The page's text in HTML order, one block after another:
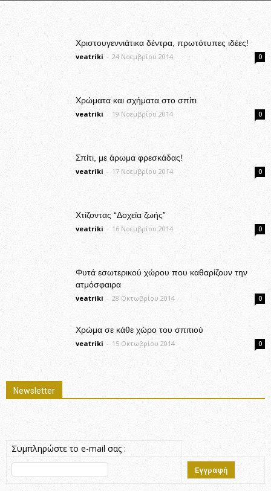
Χριστουγεννιάτικα δέντρα, πρωτότυπες ιδέες!
veatriki - 24 Νοεμβρίου 2014 0
Χρώματα και σχήματα στο σπίτι
veatriki - 19 Νοεμβρίου 2014 0
Σπίτι, με άρωμα φρεσκάδας!
veatriki - 17 Νοεμβρίου 2014 0
Χτίζοντας “Δοχεία ζωής”
veatriki - 16 Νοεμβρίου 2014 0
Φυτά εσωτερικού χώρου που καθαρίζουν την
ατμόσφαιρα
veatriki - 28 Οκτωβρίου 2014 0
Χρώμα σε κάθε χώρο του σπιτιού
veatriki - 15 Οκτωβρίου 2014 0
Newsletter
Συμπληρώστε το e-mail σας :